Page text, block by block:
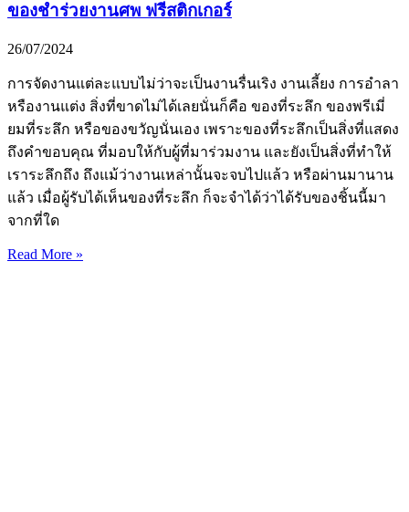
ของชำร่วยงานศพ ฟรีสติกเกอร์
26/07/2024
การจัดงานแต่ละแบบไม่ว่าจะเป็นงานรื่นเริง งานเลี้ยง การอำลา
หรืองานแต่ง สิ่งที่ขาดไม่ได้เลยนั่นก็คือ ของที่ระลึก ของพรีเมี่
ยมที่ระลึก หรือของขวัญนั่นเอง เพราะของที่ระลึกเป็นสิ่งที่แสดง
ถึงคำขอบคุณ ที่มอบให้กับผู้ที่มาร่วมงาน และยังเป็นสิ่งที่ทำให้
เราระลึกถึง ถึงแม้ว่างานเหล่านั้นจะจบไปแล้ว หรือผ่านมานาน
แล้ว เมื่อผู้รับได้เห็นของที่ระลึก ก็จะจำได้ว่าได้รับของชิ้นนี้มา
จากที่ใด
Read More »